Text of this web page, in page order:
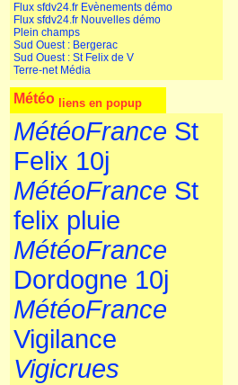
Flux sfdv24.fr Evènements démo
Flux sfdv24.fr Nouvelles démo
Plein champs
Sud Ouest : Bergerac
Sud Ouest : St Felix de V
Terre-net Média
Météo liens en popup
MétéoFrance St
Felix 10j
MétéoFrance St
felix pluie
MétéoFrance
Dordogne 10j
MétéoFrance
Vigilance
Vigicrues